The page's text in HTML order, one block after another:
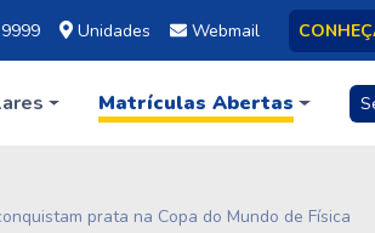
Unidades Webmail
Matrículas Abertas
prata na Copa do Mundo de Física